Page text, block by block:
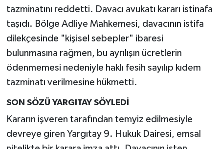
tazminatını reddetti. Davacı avukatı kararı istinafa
taşıdı. Bölge Adliye Mahkemesi, davacının istifa
dilekçesinde "kişisel sebepler" ibaresi
bulunmasına rağmen, bu ayrılışın ücretlerin
ödenmemesi nedeniyle haklı fesih sayılıp kıdem
tazminatı verilmesine hükmetti.
SON SÖZÜ YARGITAY SÖYLEDİ
Kararın işveren tarafından temyiz edilmesiyle
devreye giren Yargıtay 9. Hukuk Dairesi, emsal